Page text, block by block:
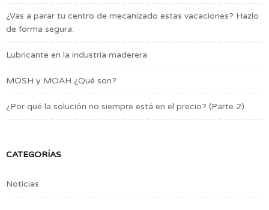
¿Vas a parar tu centro de mecanizado estas vacaciones? Hazlo
de forma segura:
Lubricante en la industria maderera
MOSH y MOAH ¿Qué son?
¿Por qué la solución no siempre está en el precio? (Parte 2)
CATEGORÍAS
Noticias